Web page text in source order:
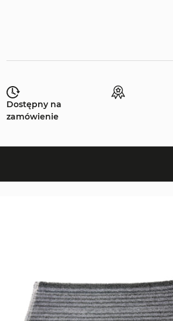
Dostępny na
zamówienie